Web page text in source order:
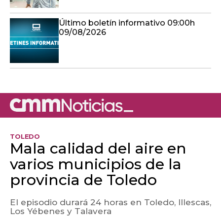
Último boletín informativo 09:00h
09/08/2026
TOLEDO
Mala calidad del aire en
varios municipios de la
provincia de Toledo
El episodio durará 24 horas en Toledo, Illescas,
Los Yébenes y Talavera